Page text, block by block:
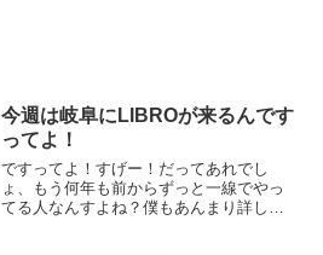
今週は岐阜にLIBROが来るんです
ってよ！
ですってよ！すげー！だってあれでし
ょ、もう何年も前からずっと一線でやっ
てる人なんすよね？僕もあんまり詳しく